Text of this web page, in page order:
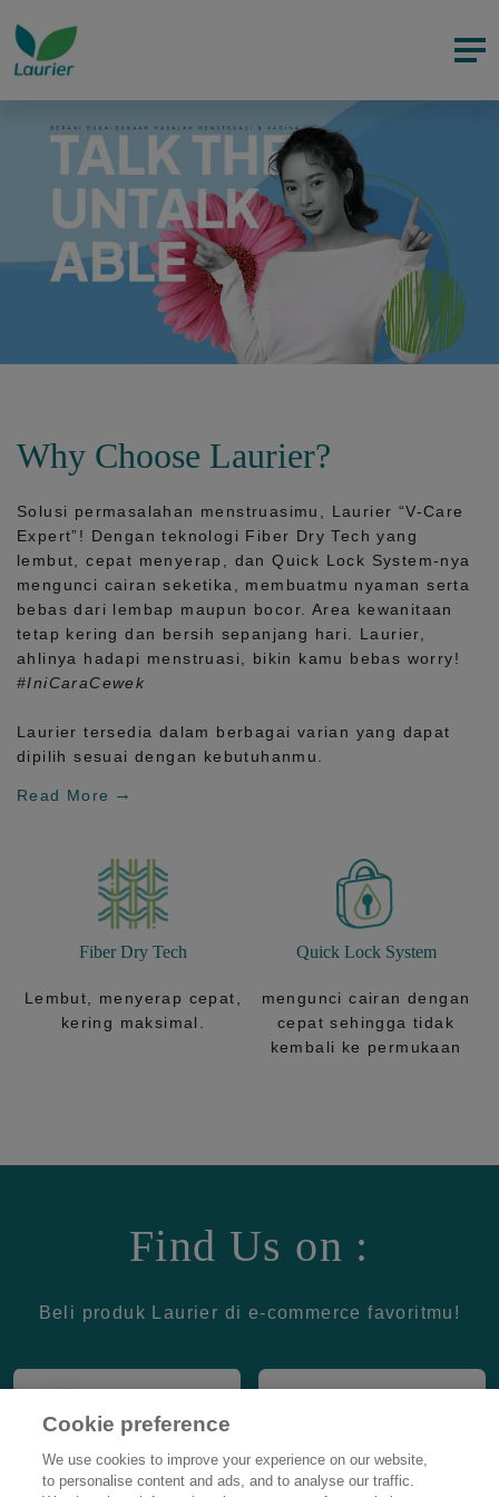
Why Choose Laurier?
Solusi permasalahan menstruasimu, Laurier “V-Care
Expert”! Dengan teknologi Fiber Dry Tech yang
lembut, cepat menyerap, danQuick Lock System-nya
mengunci cairan seketika, membuatmu nyaman serta
bebas dari lembap maupun bocor. Area kewanitaan
tetap kering dan bersih sepanjang hari.
Laurier,
ahlinya hadapi menstruasi, bikin kamu bebas worry!
#IniCaraCewek
Laurier tersedia dalam berbagai varian yang dapat
dipilih sesuai dengan kebutuhanmu.
Read More
Fiber Dry Tech
Lembut, menyerap cepat,
kering maksimal.
Quick Lock System
mengunci cairan dengan
cepat sehingga tidak
kembali ke permukaan
Find Us on :
Beli produk Laurier di e-commerce favoritmu!
Cookie preference
We use cookies to improve your experience on our website,
to personalise content and ads, and to analyse our traffic.